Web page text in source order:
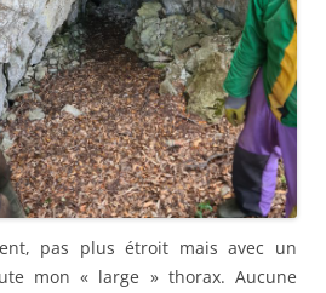
pas plus étroit mais avec un
mon « large » thorax. Aucune